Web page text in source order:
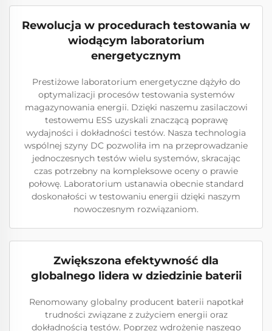
Rewolucja w procedurach testowania w
wiodącym laboratorium
energetycznym
Prestiżowe laboratorium energetyczne dążyło do
optymalizacji procesów testowania systemów
magazynowania energii. Dzięki naszemu zasilaczowi
testowemu ESS uzyskali znaczącą poprawę
wydajności i dokładności testów. Nasza technologia
wspólnej szyny DC pozwoliła im na przeprowadzanie
jednoczesnych testów wielu systemów, skracając
czas potrzebny na kompleksowe oceny o prawie
połowę. Laboratorium ustanawia obecnie standard
doskonałości w testowaniu energii dzięki naszym
nowoczesnym rozwiązaniom.
Zwiększona efektywność dla
globalnego lidera w dziedzinie baterii
Renomowany globalny producent baterii napotkał
trudności związane z zużyciem energii oraz
dokładnością testów. Poprzez wdrożenie naszego